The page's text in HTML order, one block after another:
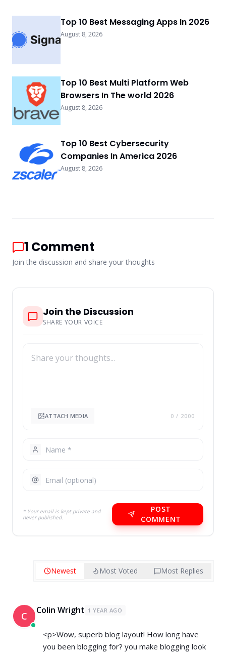
Top 10 Best Messaging Apps In 2026
August 8, 2026
Top 10 Best Multi Platform Web
Browsers In The world 2026
August 8, 2026
Top 10 Best Cybersecurity
Companies In America 2026
August 8, 2026
1 Comment
Join the discussion and share your thoughts
Join the Discussion
SHARE YOUR VOICE
ATTACH MEDIA 0 / 2000
* Your email is kept private and
never published.
POST
COMMENT
Newest Most Voted Most Replies
C Colin Wright 1 YEAR AGO
<p>Wow, superb blog layout! How long have
you been blogging for? you make blogging look